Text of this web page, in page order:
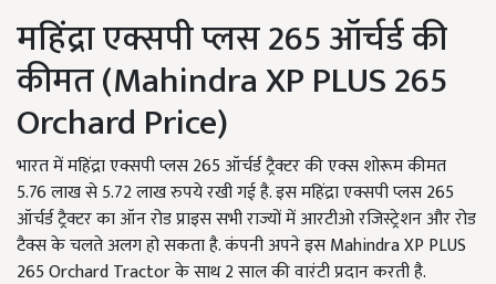
महिंद्रा एक्सपी प्लस 265 ऑर्चर्ड की
कीमत (Mahindra XP PLUS 265
Orchard Price)
भारत में महिंद्रा एक्सपी प्लस 265 ऑर्चर्ड ट्रैक्टर की एक्स शोरूम कीमत
5.76 लाख से 5.72 लाख रुपये रखी गई है. इस महिंद्रा एक्सपी प्लस 265
ऑर्चर्ड ट्रैक्टर का ऑन रोड प्राइस सभी राज्यों में आरटीओ रजिस्ट्रेशन और रोड
टैक्स के चलते अलग हो सकता है. कंपनी अपने इस Mahindra XP PLUS
265 Orchard Tractor के साथ 2 साल की वारंटी प्रदान करती है.